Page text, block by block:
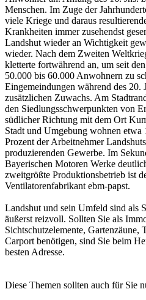
Menschen. Im Zuge der
viele Kriege und daraus
Krankheiten immer zusehendst
Landshut wieder an Wichtigkeit
wieder. Nach dem Zweiten
kletterte fortwährend an, um seit
50.000 bis 60.000 Anwohnern zu
Eingemeindungen während des 20.
zusätzlichen Zuwachs. Am
den Siedlungsschwerpunkten von
südlicher Richtung mit dem Ort
Stadt und Umgebung wohnen
Prozent der Arbeitnehmer
produzierenden Gewerbe. Im
Bayerischen Motoren Werke
zweitgrößte Produktionsbetrieb ist
Ventilatorenfabrikant ebm-papst.
Landshut und sein Umfeld sind als
äußerst reizvoll. Sollten Sie als
Sichtschutzelemente, Gartenzäune,
Carport benötigen, sind Sie beim
besten Adresse.
Diese Themen sollten auch für Sie